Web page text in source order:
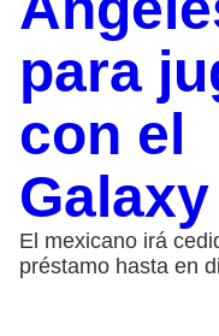
para
con el
Galaxy
El mexicano irá
préstamo hasta en